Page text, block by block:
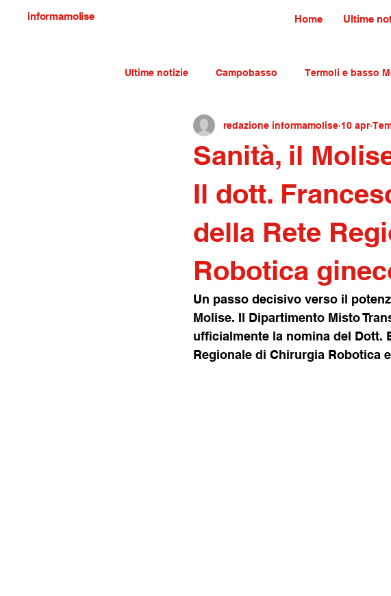
informamolise Home Ultime
Ultime notizie Campobasso Termoli e basso
Economia e lavoro Molise cultura tradizioni e
Sanità, il
Il dott.
della Rete
Robotica
redazione informamolise 10 apr
Un passo decisivo verso il
Molise. Il Dipartimento Misto
ufficialmente la nomina del Dott.
Regionale di Chirurgia Robotica